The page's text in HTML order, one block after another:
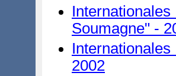
Soumagne" -
2002